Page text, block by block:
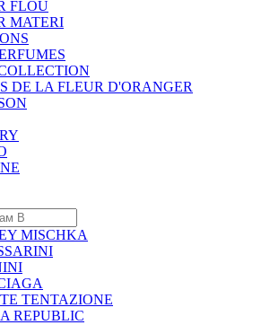
FLOU
MATERI
DE LA FLEUR D'ORANGER
MISCHKA
TENTAZIONE
REPUBLIC